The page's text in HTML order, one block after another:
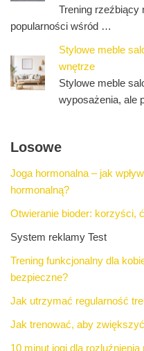
Trening rzeźbiący
popularności wśród …
Stylowe meble
wnętrze
Stylowe meble
wyposażenia, ale
Losowe
Joga hormonalna – jak
hormonalną?
Otwieranie bioder: korzyści,
System reklamy Test
Trening funkcjonalny dla
bezpieczne?
Jak utrzymać regularność
Jak trenować, aby
10 minut jogi dla